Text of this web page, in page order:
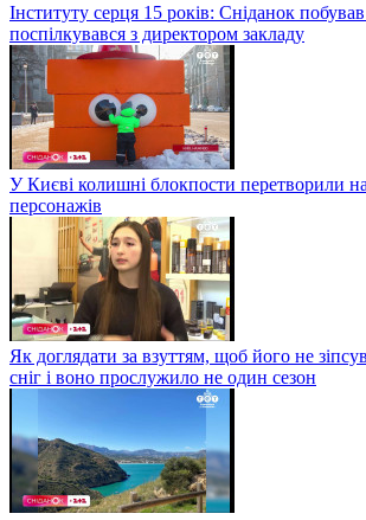
Інституту серця 15 років: Сніданок
поспілкувався з директором закладу
У Києві колишні блокпости перетворили
персонажів
Як доглядати за взуттям, щоб його не
сніг і воно прослужило не один сезон